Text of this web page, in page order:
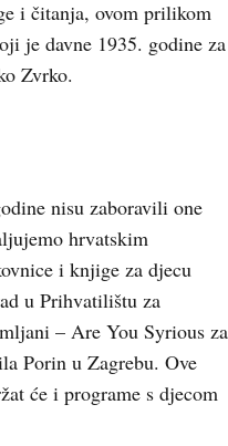
i čitanja, ovom prilikom
je davne 1935. godine za
Zvrko.
nisu zaboravili one
hrvatskim
i knjige za djecu
u Prihvatilištu za
– Are You Syrious za
Porin u Zagrebu. Ove
će i programe s djecom